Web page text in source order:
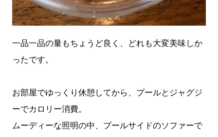
一品一品の量もちょうど良く、どれも大変美味しか
ったです。
お部屋でゆっくり休憩してから、プールとジャグジ
ーでカロリー消費。
ムーディーな照明の中、プールサイドのソファーで